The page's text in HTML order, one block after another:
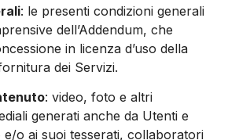
: le presenti condizioni generali
dell’Addendum, che
in licenza d’uso della
dei Servizi.
: video, foto e altri
generati anche da Utenti e
e/o ai suoi tesserati, collaboratori